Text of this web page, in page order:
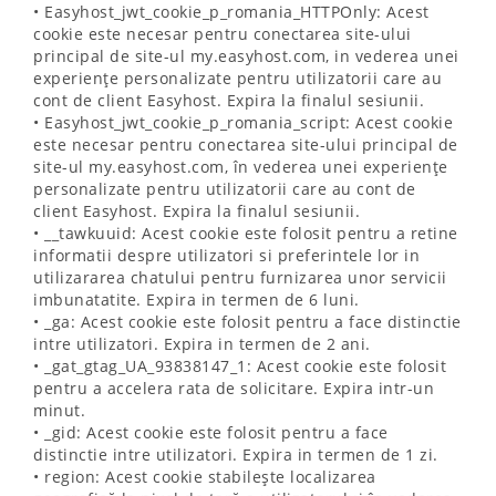
• Easyhost_jwt_cookie_p_romania_HTTPOnly: Acest
cookie este necesar pentru conectarea site-ului
principal de site-ul my.easyhost.com, in vederea unei
experiențe personalizate pentru utilizatorii care au
cont de client Easyhost. Expira la finalul sesiunii.
• Easyhost_jwt_cookie_p_romania_script: Acest cookie
este necesar pentru conectarea site-ului principal de
site-ul my.easyhost.com, în vederea unei experiențe
personalizate pentru utilizatorii care au cont de
client Easyhost. Expira la finalul sesiunii.
• __tawkuuid: Acest cookie este folosit pentru a retine
informatii despre utilizatori si preferintele lor in
utilizararea chatului pentru furnizarea unor servicii
imbunatatite. Expira in termen de 6 luni.
• _ga: Acest cookie este folosit pentru a face distinctie
intre utilizatori. Expira in termen de 2 ani.
• _gat_gtag_UA_93838147_1: Acest cookie este folosit
pentru a accelera rata de solicitare. Expira intr-un
minut.
• _gid: Acest cookie este folosit pentru a face
distinctie intre utilizatori. Expira in termen de 1 zi.
• region: Acest cookie stabilește localizarea